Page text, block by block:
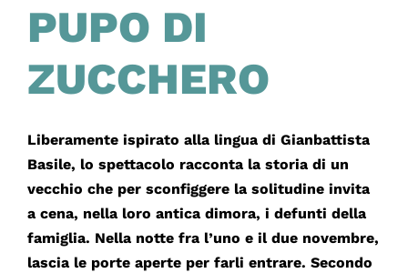
PUPO DI
ZUCCHERO
Liberamente ispirato alla lingua di Gianbattista
Basile, lo spettacolo racconta la storia di un
vecchio che per sconfiggere la solitudine invita
a cena, nella loro antica dimora, i defunti della
famiglia. Nella notte fra l’uno e il due novembre,
lascia le porte aperte per farli entrare. Secondo